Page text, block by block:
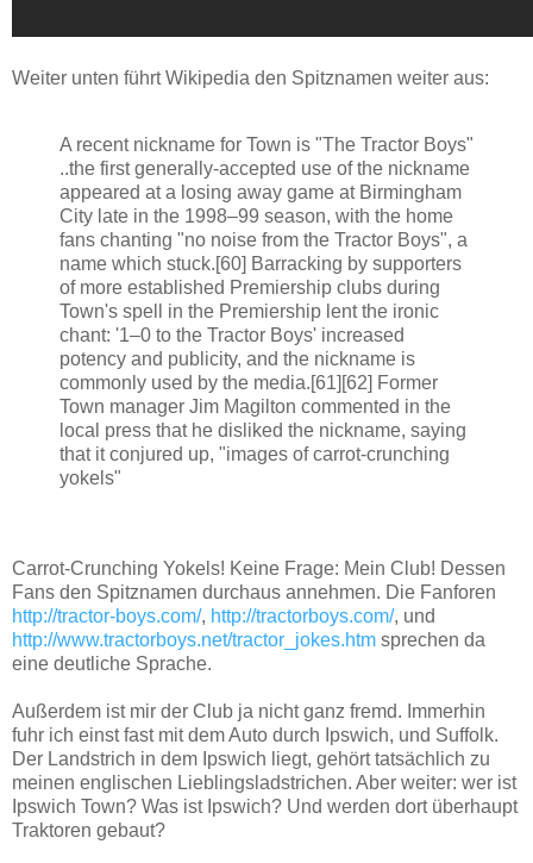
Weiter unten führt Wikipedia den Spitznamen weiter aus:
A recent nickname for Town is "The Tractor Boys"
..the first generally-accepted use of the nickname
appeared at a losing away game at Birmingham
City late in the 1998–99 season, with the home
fans chanting "no noise from the Tractor Boys", a
name which stuck.[60] Barracking by supporters
of more established Premiership clubs during
Town's spell in the Premiership lent the ironic
chant: '1–0 to the Tractor Boys' increased
potency and publicity, and the nickname is
commonly used by the media.[61][62] Former
Town manager Jim Magilton commented in the
local press that he disliked the nickname, saying
that it conjured up, "images of carrot-crunching
yokels"
Carrot-Crunching Yokels! Keine Frage: Mein Club! Dessen
Fans den Spitznamen durchaus annehmen. Die Fanforen
http://tractor-boys.com/, http://tractorboys.com/, und
http://www.tractorboys.net/tractor_jokes.htm sprechen da
eine deutliche Sprache.
Außerdem ist mir der Club ja nicht ganz fremd. Immerhin
fuhr ich einst fast mit dem Auto durch Ipswich, und Suffolk.
Der Landstrich in dem Ipswich liegt, gehört tatsächlich zu
meinen englischen Lieblingsladstrichen. Aber weiter: wer ist
Ipswich Town? Was ist Ipswich? Und werden dort überhaupt
Traktoren gebaut?